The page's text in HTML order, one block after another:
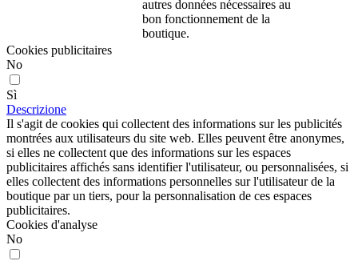
autres données nécessaires au
bon fonctionnement de la
boutique.
Cookies publicitaires
No
Sì
Descrizione
Il s'agit de cookies qui collectent des informations sur les publicités
montrées aux utilisateurs du site web. Elles peuvent être anonymes,
si elles ne collectent que des informations sur les espaces
publicitaires affichés sans identifier l'utilisateur, ou personnalisées, si
elles collectent des informations personnelles sur l'utilisateur de la
boutique par un tiers, pour la personnalisation de ces espaces
publicitaires.
Cookies d'analyse
No